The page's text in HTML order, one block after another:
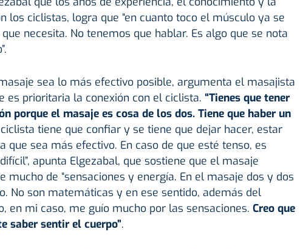
los ciclistas, logra que “en cuanto toco el músculo ya se
necesita. No tenemos que hablar. Es algo que se nota
sea lo más efectivo posible, argumenta el masajista
es prioritaria la conexión con el ciclista. “Tienes que tener
porque el masaje es cosa de los dos. Tiene que haber un
tiene que confiar y se tiene que dejar hacer, estar
que sea más efectivo. En caso de que esté tenso, es
apunta Elgezabal, que sostiene que el masaje
mucho de “sensaciones y energía. En el masaje dos y dos
No son matemáticas y en ese sentido, además del
en mi caso, me guío mucho por las sensaciones. Creo que
saber sentir el cuerpo”.